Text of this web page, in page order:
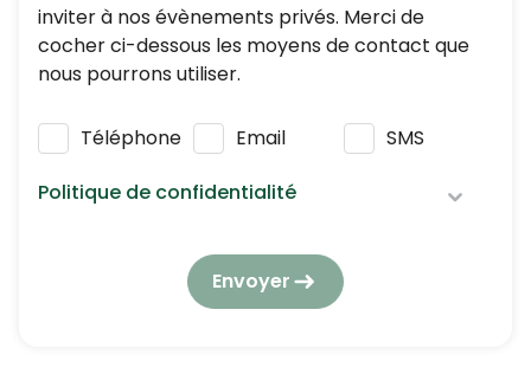
inviter à nos évènements privés. Merci de
cocher ci-dessous les moyens de contact que
nous pourrons utiliser.
Téléphone Email
SMS
Politique de confidentialité
Nous respectons vos données personnelles :
elles seront utilisées et traitées conformément
politique de confidentialité
Envoyer